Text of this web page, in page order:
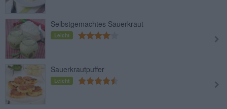
Selbstgemachtes Sauerkraut
Leicht
Sauerkrautpuffer
Leicht